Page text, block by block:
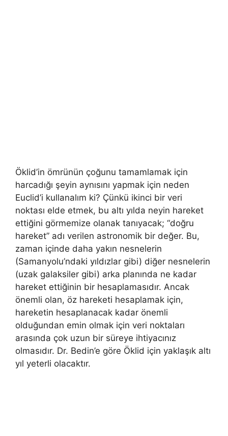
Öklid’in ömrünün çoğunu tamamlamak için
harcadığı şeyin aynısını yapmak için neden
Euclid’i kullanalım ki? Çünkü ikinci bir veri
noktası elde etmek, bu altı yılda neyin hareket
ettiğini görmemize olanak tanıyacak; “doğru
hareket” adı verilen astronomik bir değer. Bu,
zaman içinde daha yakın nesnelerin
(Samanyolu’ndaki yıldızlar gibi) diğer nesnelerin
(uzak galaksiler gibi) arka planında ne kadar
hareket ettiğinin bir hesaplamasıdır. Ancak
önemli olan, öz hareketi hesaplamak için,
hareketin hesaplanacak kadar önemli
olduğundan emin olmak için veri noktaları
arasında çok uzun bir süreye ihtiyacınız
olmasıdır. Dr. Bedin’e göre Öklid için yaklaşık altı
yıl yeterli olacaktır.